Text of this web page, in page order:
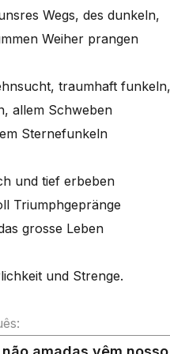
Wegs, des dunkeln,
Weiher prangen
traumhaft funkeln,
allem Schweben
Sternefunkeln
und tief erbeben
Triumphgepränge
grosse Leben
und Strenge.